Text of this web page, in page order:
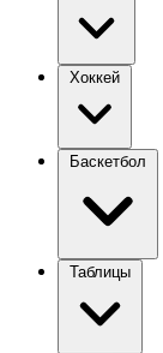
Хоккей
Баскетбол
Таблицы